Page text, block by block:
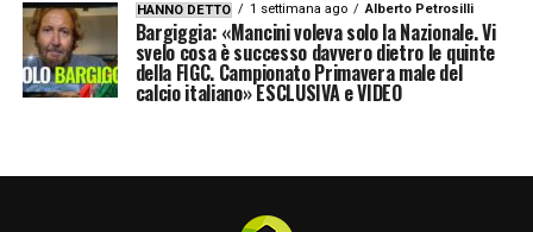
HANNO DETTO 1 settimana ago Alberto Petrosilli
Bargiggia: «Mancini voleva solo la Nazionale. Vi
svelo cosa è successo davvero dietro le quinte
della FIGC. Campionato Primavera male del
calcio italiano» ESCLUSIVA e VIDEO